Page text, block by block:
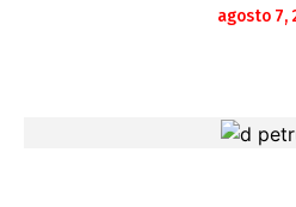
agosto 7,